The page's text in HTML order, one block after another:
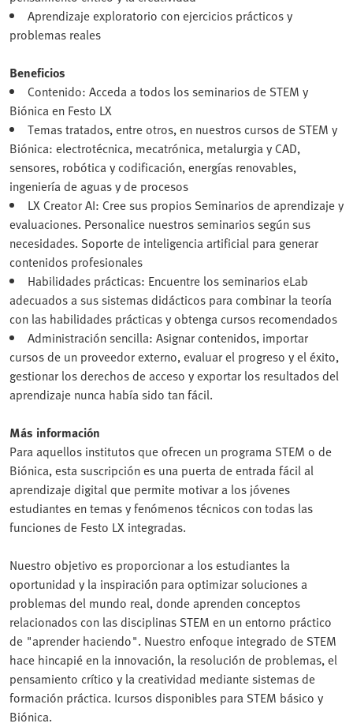
Aprendizaje exploratorio con ejercicios prácticos y
problemas reales
Beneficios
Contenido: Acceda a todos los seminarios de STEM y
Biónica en Festo LX
Temas tratados, entre otros, en nuestros cursos de STEM y
Biónica: electrotécnica, mecatrónica, metalurgia y CAD,
sensores, robótica y codificación, energías renovables,
ingeniería de aguas y de procesos
LX Creator AI: Cree sus propios Seminarios de aprendizaje y
evaluaciones. Personalice nuestros seminarios según sus
necesidades. Soporte de inteligencia artificial para generar
contenidos profesionales
Habilidades prácticas: Encuentre los seminarios eLab
adecuados a sus sistemas didácticos para combinar la teoría
con las habilidades prácticas y obtenga cursos recomendados
Administración sencilla: Asignar contenidos, importar
cursos de un proveedor externo, evaluar el progreso y el éxito,
gestionar los derechos de acceso y exportar los resultados del
aprendizaje nunca había sido tan fácil.
Más información
Para aquellos institutos que ofrecen un programa STEM o de
Biónica, esta suscripción es una puerta de entrada fácil al
aprendizaje digital que permite motivar a los jóvenes
estudiantes en temas y fenómenos técnicos con todas las
funciones de Festo LX integradas.
Nuestro objetivo es proporcionar a los estudiantes la
oportunidad y la inspiración para optimizar soluciones a
problemas del mundo real, donde aprenden conceptos
relacionados con las disciplinas STEM en un entorno práctico
de "aprender haciendo". Nuestro enfoque integrado de STEM
hace hincapié en la innovación, la resolución de problemas, el
pensamiento crítico y la creatividad mediante sistemas de
formación práctica. Icursos disponibles para STEM básico y
Biónica.